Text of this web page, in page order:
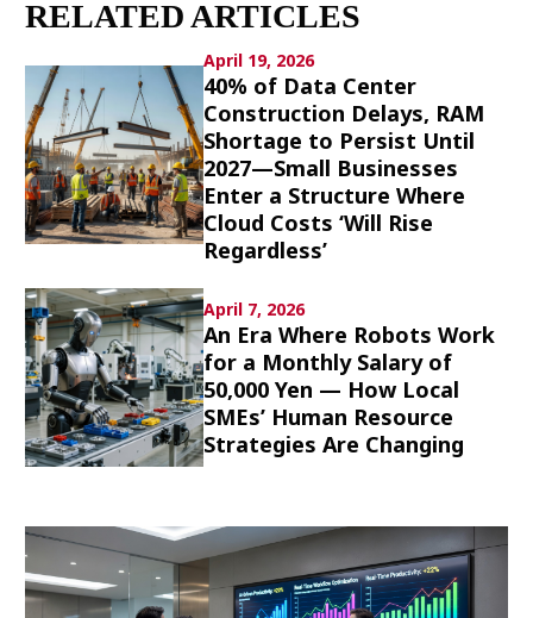
Culture
Article List
Popular keywords
Fukushimajapan globalizationOHTANI
nootbaar hachimura
RELATED ARTICLES
April 19, 2026
40% of Data Center
Construction Delays, RAM
Shortage to Persist Until
2027—Small Businesses
Enter a Structure Where
Cloud Costs ‘Will Rise
Regardless’
April 7, 2026
An Era Where Robots Work
for a Monthly Salary of
50,000 Yen — How Local
SMEs’ Human Resource
Strategies Are Changing